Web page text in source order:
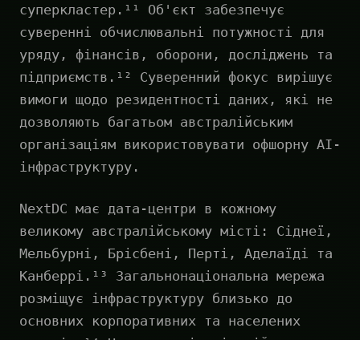
суперкластер.¹¹ Об'єкт забезпечує
суверенні обчислювальні потужності для
уряду, фінансів, оборони, досліджень та
підприємств.¹² Суверенний фокус вирішує
вимоги щодо резидентності даних, які не
дозволяють багатьом австралійським
організаціям використовувати офшорну AI-
інфраструктуру.
NextDC має дата-центри в кожному
великому австралійському місті: Сіднеї,
Мельбурні, Брісбені, Перті, Аделаїді та
Канберрі.¹³ Загальнонаціональна мережа
розміщує інфраструктуру близько до
основних корпоративних та населених